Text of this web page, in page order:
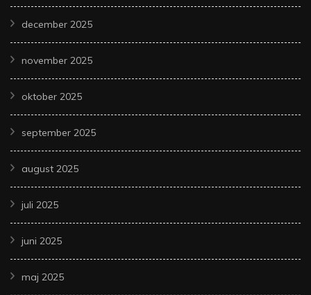
december 2025
november 2025
oktober 2025
september 2025
august 2025
juli 2025
juni 2025
maj 2025